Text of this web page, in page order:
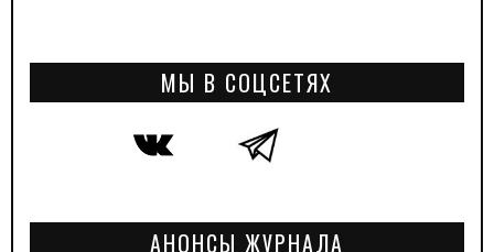
МЫ В СОЦСЕТЯХ
АНОНСЫ ЖУРНАЛА